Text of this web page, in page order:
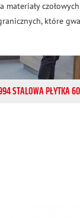
które
STALOWA PŁYTKA